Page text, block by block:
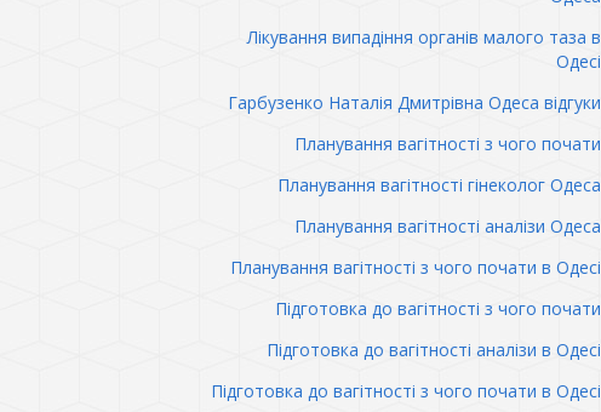
Лікування випадіння органів малого таза в
Одесі
Гарбузенко Наталія Дмитрівна Одеса відгуки
Планування вагітності з чого почати
Планування вагітності гінеколог Одеса
Планування вагітності аналізи Одеса
Планування вагітності з чого почати в Одесі
Підготовка до вагітності з чого почати
Підготовка до вагітності аналізи в Одесі
Підготовка до вагітності з чого почати в Одесі